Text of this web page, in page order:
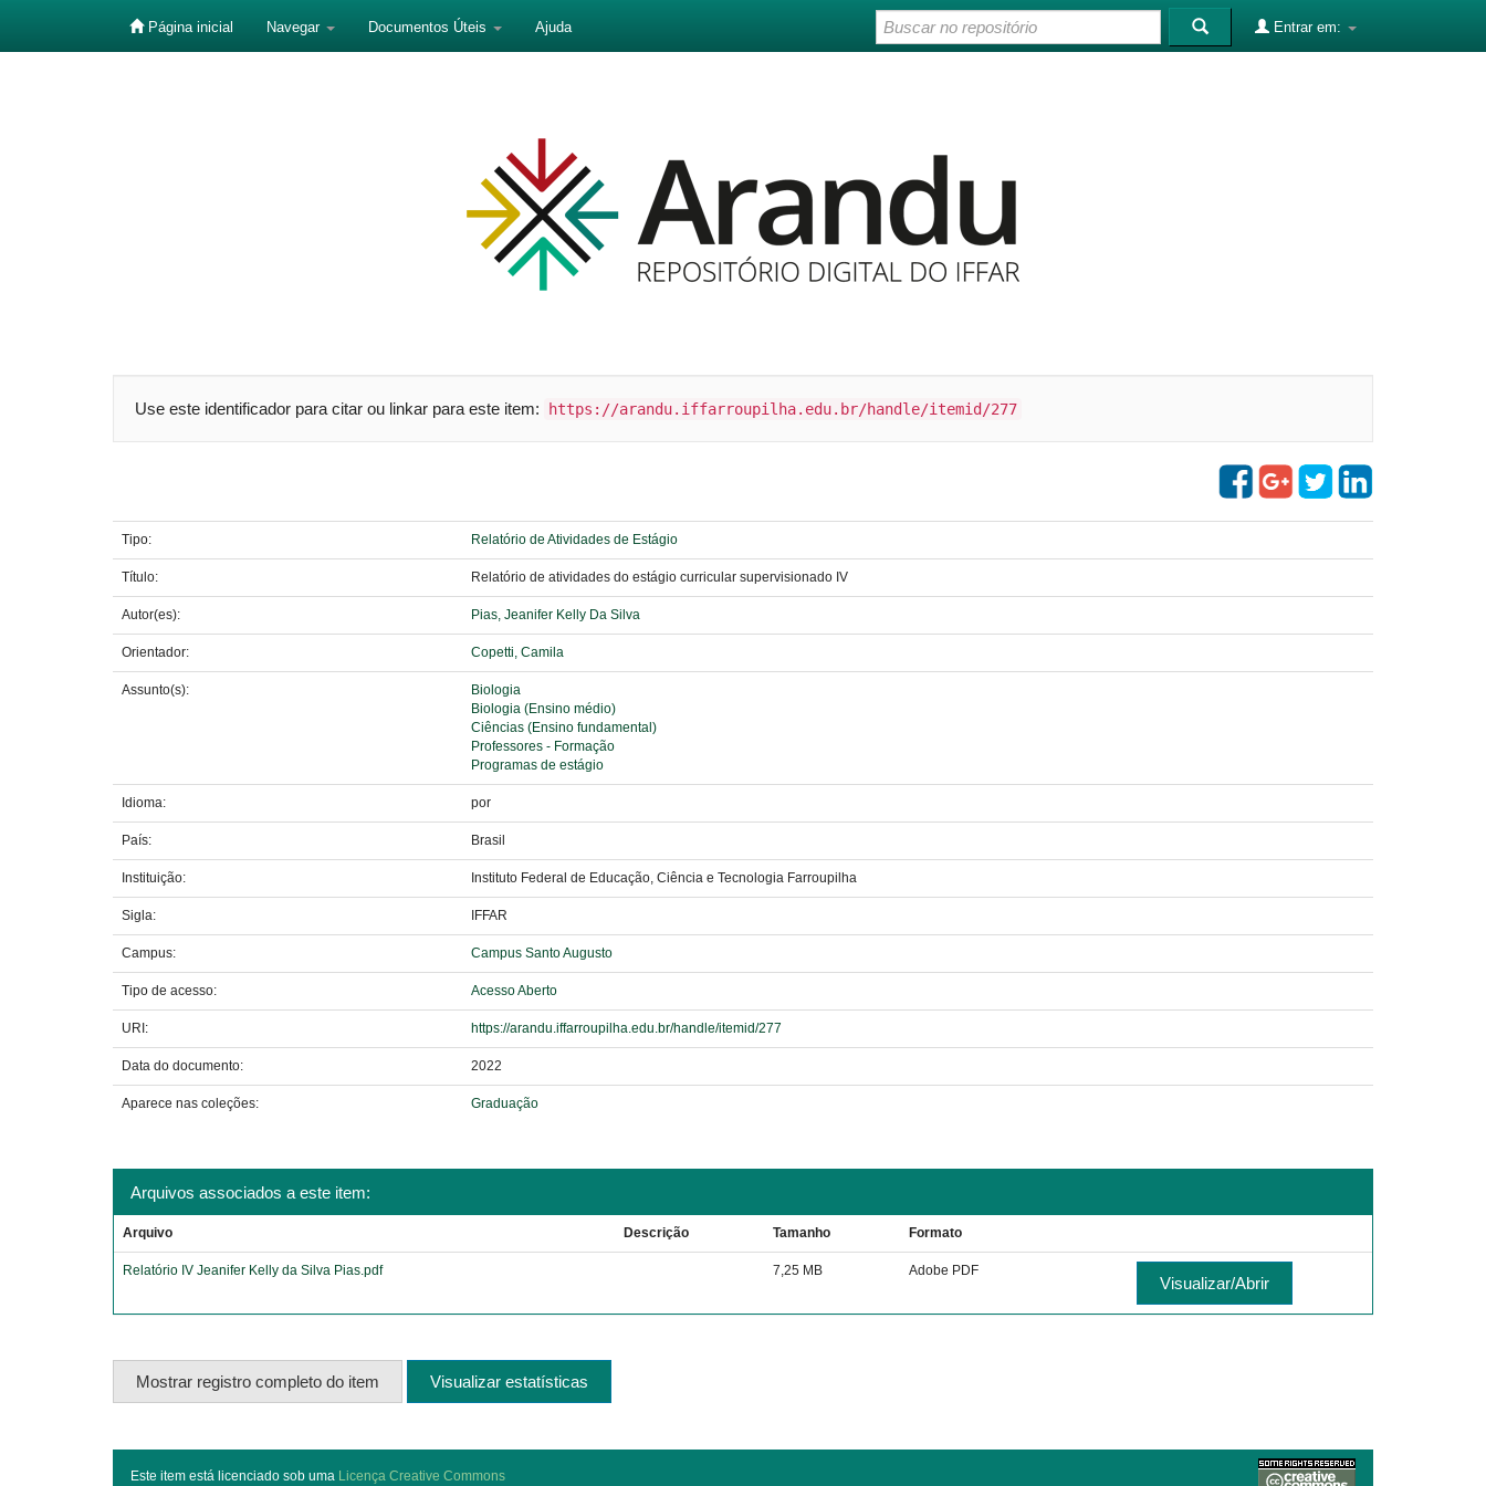
Página inicial Navegar Documentos Úteis Ajuda Entrar em:
Use este identificador para citar ou linkar para este item: https://arandu.iffarroupilha.edu.br/handle/itemid/277
Tipo: Relatório de Atividades de Estágio
Título: Relatório de atividades do estágio curricular supervisionado IV
Autor(es): Pias, Jeanifer Kelly Da Silva
Orientador: Copetti, Camila
Assunto(s):
Biologia
Biologia (Ensino médio)
Ciências (Ensino fundamental)
Professores - Formação
Programas de estágio
Idioma: por
País: Brasil
Instituição: Instituto Federal de Educação, Ciência e Tecnologia Farroupilha
Sigla: IFFAR
Campus: Campus Santo Augusto
Tipo de acesso: Acesso Aberto
URI: https://arandu.iffarroupilha.edu.br/handle/itemid/277
Data do documento: 2022
Aparece nas coleções: Graduação
Arquivos associados a este item:
Arquivo Descrição Tamanho Formato
Relatório IV Jeanifer Kelly da Silva Pias.pdf 7,25 MB Adobe PDF
Visualizar/Abrir
Mostrar registro completo do item Visualizar estatísticas
Este item está licenciado sob uma Licença Creative Commons